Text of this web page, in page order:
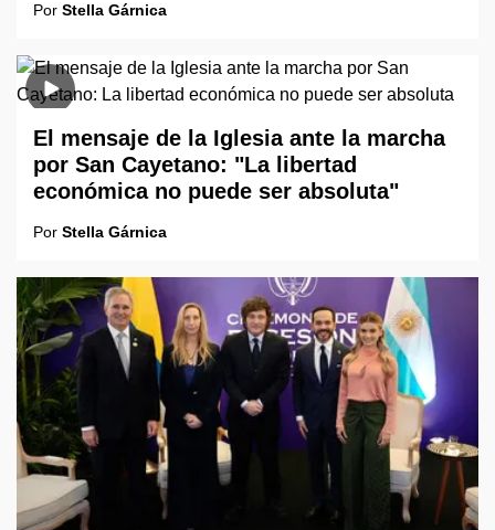
Por Stella Gárnica
El mensaje de la Iglesia ante la marcha
por San Cayetano: "La libertad
económica no puede ser absoluta"
Por Stella Gárnica